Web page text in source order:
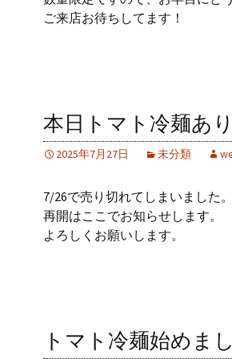
ご来店お待ちしてます！
本日トマト冷麺あ
2025年7月27日 未分類
7/26で売り切れてしまいました。
再開はここでお知らせします。
よろしくお願いします。
トマト冷麺始めまし